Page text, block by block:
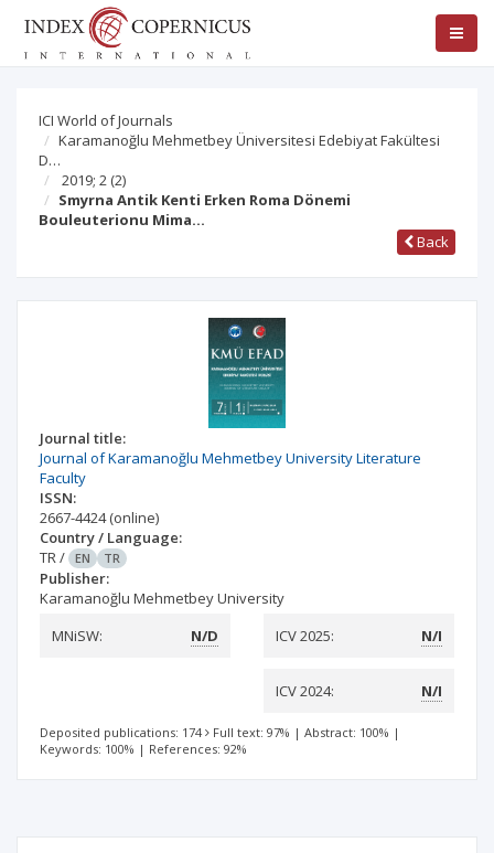
ICI World of Journals
Karamanoğlu Mehmetbey Üniversitesi Edebiyat Fakültesi
D…
2019; 2 (2)
Smyrna Antik Kenti Erken Roma Dönemi
Bouleuterionu Mima…
Back
Journal title:
Journal of Karamanoğlu Mehmetbey University Literature
Faculty
ISSN:
2667-4424(online)
Country / Language:
TR/ EN TR
Publisher:
Karamanoğlu Mehmetbey University
MNiSW:
N/D ICV 2025: N/I
ICV 2024: N/I
Deposited publications: 174 Full text: 97% | Abstract: 100% |
Keywords: 100% | References: 92%